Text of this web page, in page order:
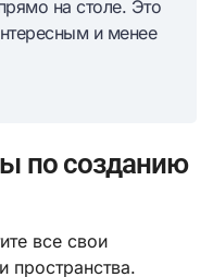
на столе. Это
и менее
по созданию
все свои
пространства.